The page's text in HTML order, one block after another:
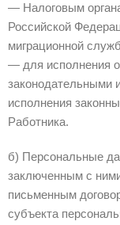
— Налоговым
Российской
миграционной
— для исполнения
законодательными
исполнения
Работника.
б) Персональные
заключенным с
письменным
субъекта